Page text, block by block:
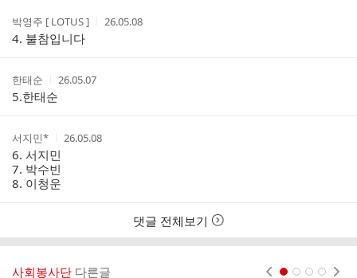
작
성
자
박영주 [ LOTUS ]
작
간
26.05.08
4. 불참입니다
작
성
자
한태순
작
간
26.05.07
5.한태순
작
성
자
서지민*
작
26.05.08
6. 서지민
7. 박수빈
8. 이청운
댓글 전체보기
사회봉사단 다른글